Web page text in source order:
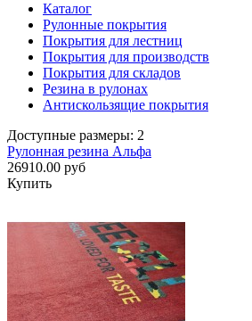
Каталог
Рулонные покрытия
Покрытия для лестниц
Покрытия для производств
Покрытия для складов
Резина в рулонах
Антискользящие покрытия
Доступные размеры: 2
Рулонная резина Альфа
26910.00 руб
Купить